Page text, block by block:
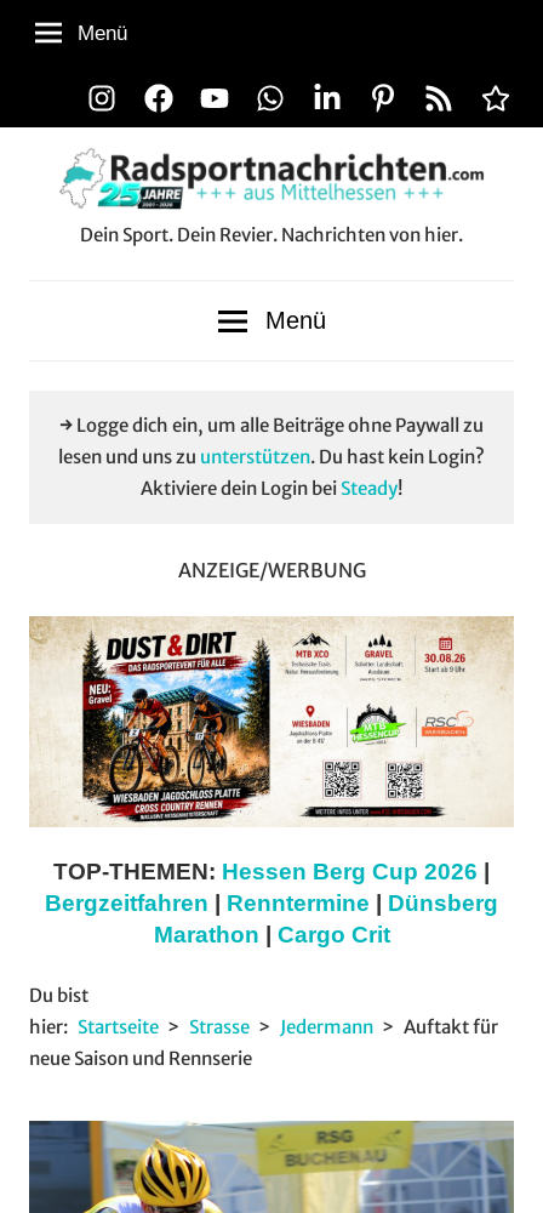
Zum
Inhalt
InstagramFacebookYouTubeWhatsAppLinkedInPinterest
RSS-
Feed
Alle
Menü
Dein Sport. Dein Revier. Nachrichten von hier.
Menü
→ Logge dich ein, um alle Beiträge ohne Paywall zu
lesen und uns zu unterstützen. Du hast kein Login?
Aktiviere dein Login bei Steady!
ANZEIGE/WERBUNG
TOP-THEMEN: Hessen Berg Cup 2026 |
Bergzeitfahren | Renntermine | Dünsberg
Marathon | Cargo Crit
Du bist
hier: Startseite Strasse Jedermann
Auftakt für
neue Saison und Rennserie